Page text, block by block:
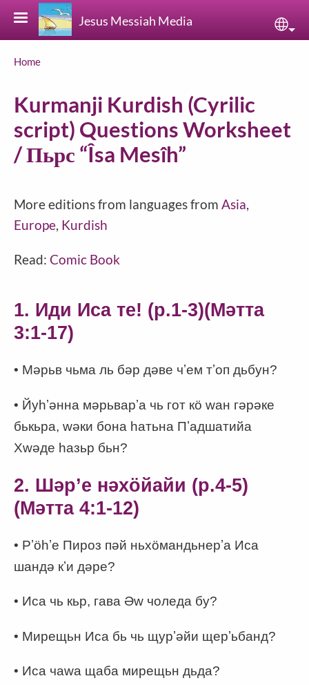
Skip to main content
Jesus Messiah Media
Breadcrumb
Home
Kurmanji Kurdish (Cyrilic
script) Questions Worksheet
/ Пьрс “Îsa Mesîh”
More editions from languages from Asia,
Europe, Kurdish
Read: Comic Book
1. Иди Иса те! (p.1-3)(Мәтта
3:1-17)
• Мәрьв чьма ль бәр дәве чʼем тʼоп дьбун?
• Йуһʼәнна мәрьварʼа чь гот кӧ wан гәрәке
бькьра, wәки бона һатьна Пʼадшатийа
Хwәде һазьр бьн?
2. Шәрʼе нәхӧйайи (p.4-5)
(Мәтта 4:1-12)
• Рʼӧһʼе Пироз пәй ньхӧмандьнерʼа Иса
шандә кʼи дәре?
• Иса чь кьр, гава Әw чоледа бу?
• Мирещьн Иса бь чь щурʼәйи щерʼьбанд?
• Иса чаwа щаба мирещьн дьда?